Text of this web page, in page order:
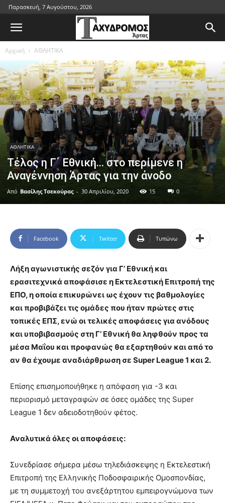
Παρασκευή, 7 Αυγούστου, 2026
Αρχική ΑΘΛΗΤΙΚΑ
ΑΘΛΗΤΙΚΑ
Τέλος η Γ΄ Εθνική… στο περίμενε η
Αναγέννηση Άρτας για την άνοδο
Από Βασίλης Τσεκούρας - 30 Απριλίου, 2020 15 0
Facebook Twitter Τυπώνω
Λήξη αγωνιστικής σεζόν για Γ’ Εθνική και
ερασιτεχνικά αποφάσισε η Εκτελεστική Επιτροπή της
ΕΠΟ, η οποία επικυρώνει ως έχουν τις βαθμολογίες
και προβιβάζει τις ομάδες που ήταν πρώτες στις
τοπικές ΕΠΣ, ενώ οι τελικές αποφάσεις για ανόδους
και υποβιβασμούς στη Γ’ Εθνική θα ληφθούν προς τα
μέσα Μαΐου και προφανώς θα εξαρτηθούν και από το
αν θα έχουμε αναδιάρθρωση σε Super League 1 και 2.
Επίσης επισημοποιήθηκε η απόφαση για -3 και
περιορισμό μεταγραφών σε όσες ομάδες της Super
League 1 δεν αδειοδοτηθούν φέτος.
Αναλυτικά όλες οι αποφάσεις:
Συνεδρίασε σήμερα μέσω τηλεδιάσκεψης η Εκτελεστική
Επιτροπή της Ελληνικής Ποδοσφαιρικής Ομοσπονδίας,
με τη συμμετοχή του ανεξάρτητου εμπειρογνώμονα των